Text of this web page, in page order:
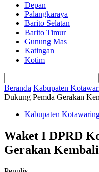
Depan
Palangkaraya
Barito Selatan
Barito Timur
Gunung Mas
Katingan
Kotim
Beranda Kabupaten
Dukung Pemda Gerakan
Kabupaten
Waket I DPRD
Gerakan